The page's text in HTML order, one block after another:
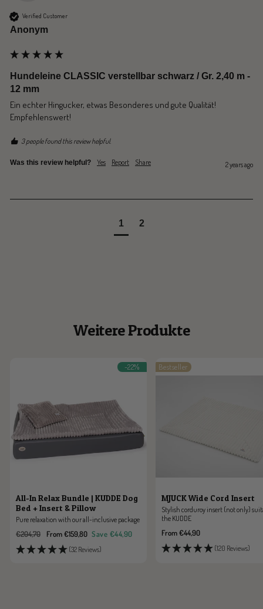
Verified Customer
Anonym
Hundeleine CLASSIC verstellbar schwarz / Gr. 2,40 m -
12 mm
Ein echter Hingucker, etwas Besonderes und gute Qualität!
Empfehlenswert!
3 people found this review helpful.
Was this review helpful? Yes Report Share 2 years ago
1 2
Weitere Produkte
-22%
All-In Relax Bundle | KUDDE Dog
Bed + Insert & Pillow
Pure relaxation with our all-inclusive package
Sale
price
From €159,80
Regular
price
€204,70 Save €44,90
(32 Reviews)
Bestseller
MJUCK Wide Cord Insert
Stylish corduroy insert (not only)
the KUDDE
Sale
price
From €44,90
(120 Reviews)